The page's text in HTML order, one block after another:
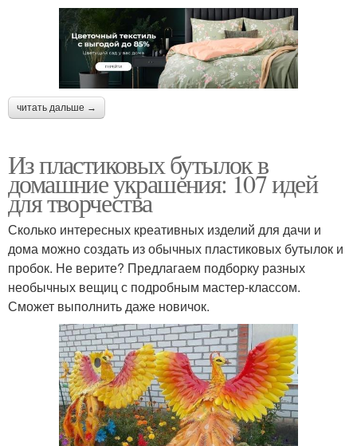
читать дальше →
Из пластиковых бутылок в
домашние украшения: 107 идей
для творчества
Сколько интересных креативных изделий для дачи и
дома можно создать из обычных пластиковых бутылок и
пробок. Не верите? Предлагаем подборку разных
необычных вещиц с подробным мастер-классом.
Сможет выполнить даже новичок.